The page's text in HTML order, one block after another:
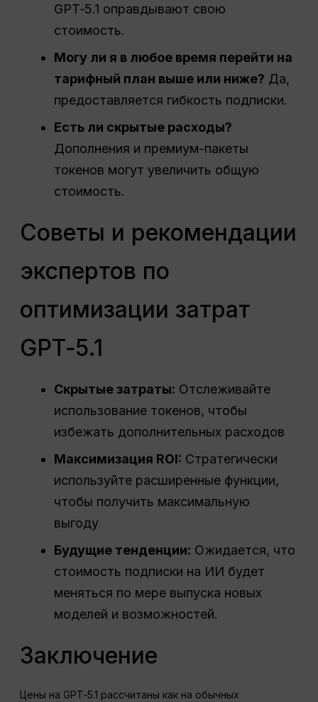
GPT‑5.1 оправдывают свою
стоимость.
Могу ли я в любое время перейти на
тарифный план выше или ниже? Да,
предоставляется гибкость подписки.
Есть ли скрытые расходы?
Дополнения и премиум-пакеты
токенов могут увеличить общую
стоимость.
Советы и рекомендации
экспертов по
оптимизации затрат
GPT‑5.1
Скрытые затраты: Отслеживайте
использование токенов, чтобы
избежать дополнительных расходов
Максимизация ROI: Стратегически
используйте расширенные функции,
чтобы получить максимальную
выгоду
Будущие тенденции: Ожидается, что
стоимость подписки на ИИ будет
меняться по мере выпуска новых
моделей и возможностей.
Заключение
Цены на GPT‑5.1 рассчитаны как на обычных